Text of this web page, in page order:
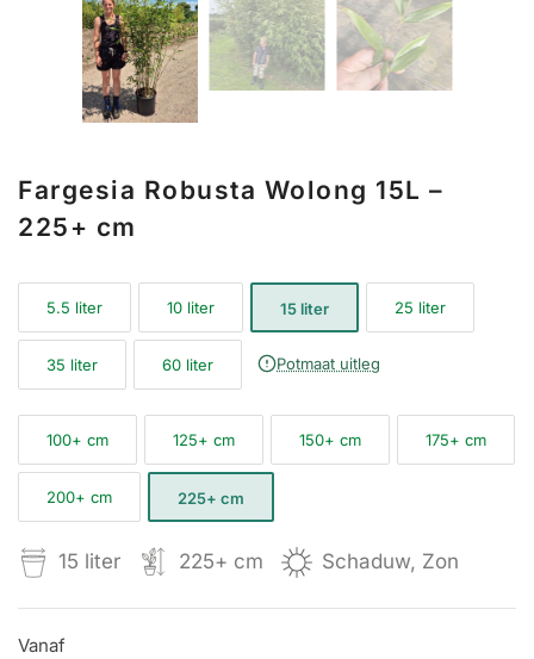
Fargesia Robusta Wolong 15L –
225+ cm
5.5 liter 10 liter 15 liter 25 liter
35 liter 60 liter Potmaat uitleg
100+ cm 125+ cm 150+ cm 175+ cm
200+ cm 225+ cm
15 liter 225+ cm Schaduw, Zon
Vanaf